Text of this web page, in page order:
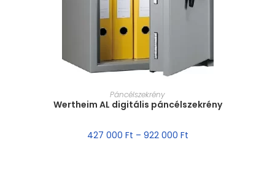
MÉRET VÁLASZTÁSA
Páncélszekrény
Wertheim AL digitális páncélszekrény
427 000 Ft – 922 000 Ft